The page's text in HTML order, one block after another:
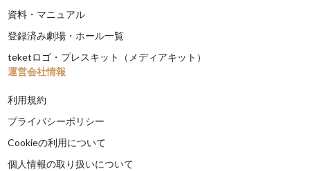
資料・マニュアル
登録済み劇場・ホール一覧
teketロゴ・プレスキット（メディアキット）
運営会社情報
利用規約
プライバシーポリシー
Cookieの利用について
個人情報の取り扱いについて